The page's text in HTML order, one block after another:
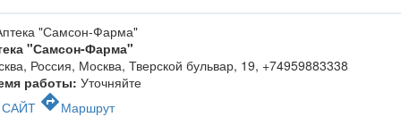
"Самсон-Фарма"
Россия, Москва, Тверской бульвар, 19, +74959883338
работы: Уточняйте
САЙТ directionsМаршрут